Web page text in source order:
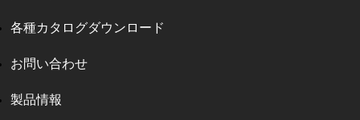
各種カタログダウンロード
お問い合わせ
製品情報